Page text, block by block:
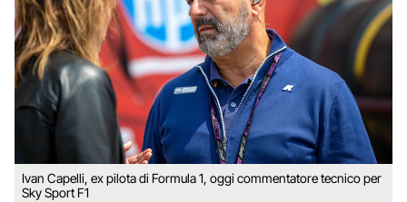
Ivan Capelli, ex pilota di Formula 1, oggi commentatore tecnico per
Sky Sport F1